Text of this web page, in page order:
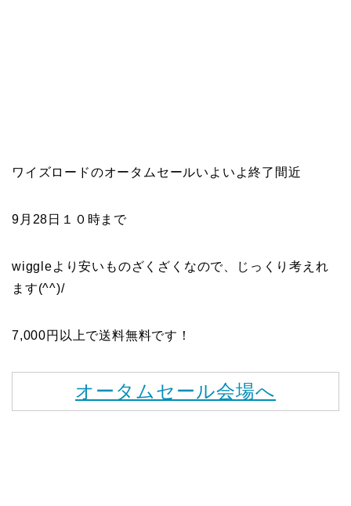
ワイズロードのオータムセールいよいよ終了間近
9月28日１０時まで
wiggleより安いものざくざくなので、じっくり考えれ
ます(^^)/
7,000円以上で送料無料です！
オータムセール会場へ